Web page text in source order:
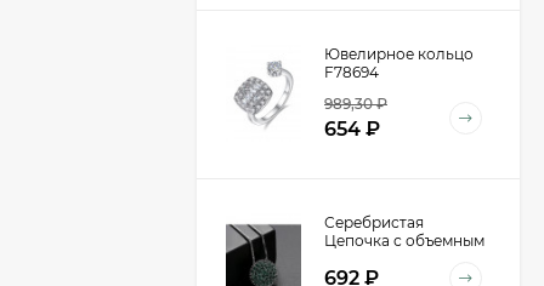
Ювелирное кольцо
F78694
989,30₽
654 ₽
Серебристая
Цепочка с объемным
D98940
692 ₽